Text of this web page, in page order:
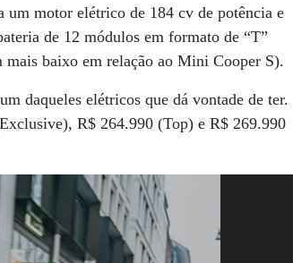
motor elétrico de 184 cv de potência e
de 12 módulos em formato de “T”
baixo em relação ao Mini Cooper S).
daqueles elétricos que dá vontade de ter.
R$ 264.990 (Top) e R$ 269.990